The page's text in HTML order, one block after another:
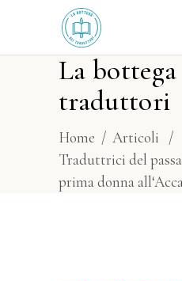
La
traduttori
Home / Articoli
/
Traduttrici del
prima donna